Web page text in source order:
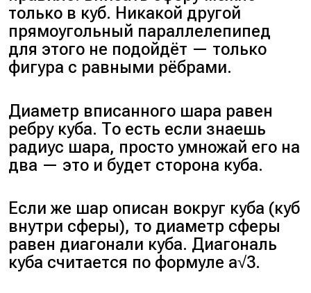
только в куб. Никакой другой
прямоугольный параллелепипед
для этого не подойдёт — только
фигура с равными рёбрами.
Диаметр вписанного шара равен
ребру куба. То есть если знаешь
радиус шара, просто умножай его на
два — это и будет сторона куба.
Если же шар описан вокруг куба (куб
внутри сферы), то диаметр сферы
равен диагонали куба. Диагональ
куба считается по формуле a√3.